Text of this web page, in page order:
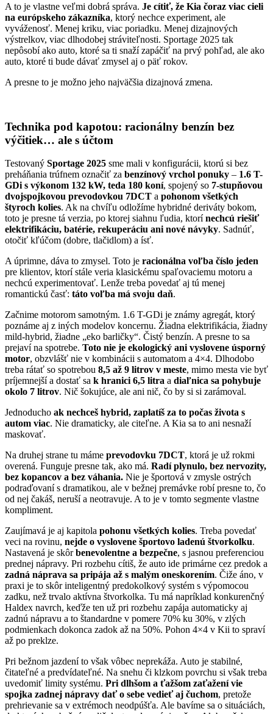
A to je vlastne veľmi dobrá správa. Je cítiť, že Kia čoraz viac cieli
na európskeho zákazníka, ktorý nechce experiment, ale
vyváženosť. Menej kriku, viac poriadku. Menej dizajnových
výstrelkov, viac dlhodobej stráviteľnosti. Sportage 2025 tak
nepôsobí ako auto, ktoré sa ti snaží zapáčiť na prvý pohľad, ale ako
auto, ktoré ti bude dávať zmysel aj o päť rokov.
A presne to je možno jeho najväčšia dizajnová zmena.
Technika pod kapotou: racionálny benzín bez
výčitiek… ale s účtom
Testovaný Sportage 2025 sme mali v konfigurácii, ktorú si bez
preháňania trúfnem označiť za benzínový vrchol ponuky – 1.6 T-
GDi s výkonom 132 kW, teda 180 koní, spojený so 7-stupňovou
dvojspojkovou prevodovkou 7DCT a pohonom všetkých
štyroch kolies. Ak na chvíľu odložíme hybridné deriváty bokom,
toto je presne tá verzia, po ktorej siahnu ľudia, ktorínechcú riešiť
elektrifikáciu, batérie, rekuperáciu ani nové návyky. Sadnúť,
otočiť kľúčom (dobre, tlačidlom) a ísť.
A úprimne, dáva to zmysel. Toto je racionálna voľba číslo jeden
pre klientov, ktorí stále veria klasickému spaľovaciemu motoru a
nechcú experimentovať. Lenže treba povedať aj tú menej
romantickú časť: táto voľba má svoju daň.
Začnime motorom samotným. 1.6 T-GDi je známy agregát, ktorý
poznáme aj z iných modelov koncernu. Žiadna elektrifikácia, žiadny
mild-hybrid, žiadne „eko barličky“. Čistý benzín. A presne to sa
prejaví na spotrebe. Toto nie je ekologický ani vyslovene úsporný
motor, obzvlášť nie v kombinácii s automatom a 4×4. Dlhodobo
treba rátať so spotrebou 8,5 až 9 litrov v meste, mimo mesta vie byť
príjemnejší a dostať sa k hranici 6,5 litra a diaľnica sa pohybuje
okolo 7 litrov. Nič šokujúce, ale ani nič, čo by si si zarámoval.
Jednoducho ak nechceš hybrid, zaplatíš za to počas života s
autom viac. Nie dramaticky, ale citeľne. A Kia sa to ani nesnaží
maskovať.
Na druhej strane tu máme prevodovku 7DCT, ktorá je už rokmi
overená. Funguje presne tak, ako má. Radí plynulo, bez nervozity,
bez kopancov a bez váhania. Nie je športová v zmysle ostrých
podraďovaní s dramatikou, ale v bežnej premávke robí presne to, čo
od nej čakáš, neruší a neotravuje. A to je v tomto segmente vlastne
kompliment.
Zaujímavá je aj kapitola pohonu všetkých kolies. Treba povedať
veci na rovinu, nejde o vyslovene športovo ladenú štvorkolku.
Nastavená je skôrbenevolentne a bezpečne, s jasnou preferenciou
prednej nápravy. Pri rozbehu cítiš, že auto ide primárne cez predok a
zadná náprava sa pripája až s malým oneskorením. Čiže áno, v
praxi je to skôr inteligentný predokolkový systém s výpomocou
zadku, než trvalo aktívna štvorkolka. Tu má napríklad konkurenčný
Haldex navrch, keďže ten už pri rozbehu zapája automaticky aj
zadnú nápravu a to štandardne v pomere 70% ku 30%, v zlých
podmienkach dokonca zadok až na 50%. Pohon 4×4 v Kii to spraví
až po preklze.
Pri bežnom jazdení to však vôbec neprekáža. Auto je stabilné,
čitateľné a predvídateľné. Na snehu či klzkom povrchu si však treba
uvedomiť limity systému. Pri dlhšom a ťažšom zaťažení vie
spojka zadnej nápravy dať o sebe vedieť aj čuchom, pretože
prehrievanie sa v extrémoch neodpúšťa. Ale bavíme sa o situáciách,